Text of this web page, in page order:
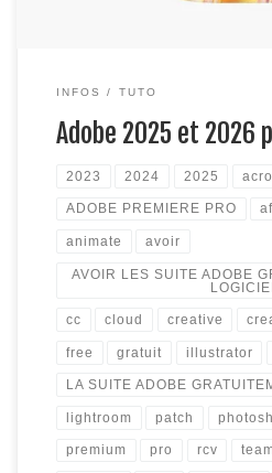
INFOS TUTO
Adobe 2025 et 2026
2023 2024 2025
ADOBE PREMIERE PRO
animate avoir
AVOIR LES SUITE ADOBE
LOGICIEL
cc cloud creative
free gratuit illustrator
LA SUITE ADOBE
lightroom patch
premium pro rcv